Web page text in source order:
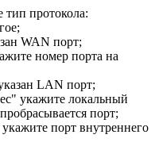
протокола:
;
WAN порт;
номер порта на
LAN порт;
укажите локальный
порт;
порт внутреннего